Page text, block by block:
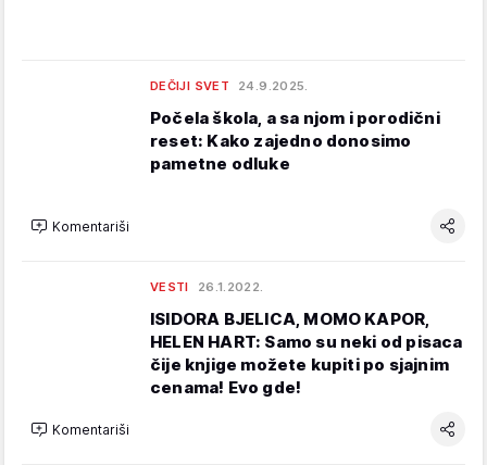
DEČIJI SVET 24.9.2025.
Počela škola, a sa njom i porodični
reset: Kako zajedno donosimo
pametne odluke
Komentariši
VESTI 26.1.2022.
ISIDORA BJELICA, MOMO KAPOR,
HELEN HART: Samo su neki od pisaca
čije knjige možete kupiti po sjajnim
cenama! Evo gde!
Komentariši